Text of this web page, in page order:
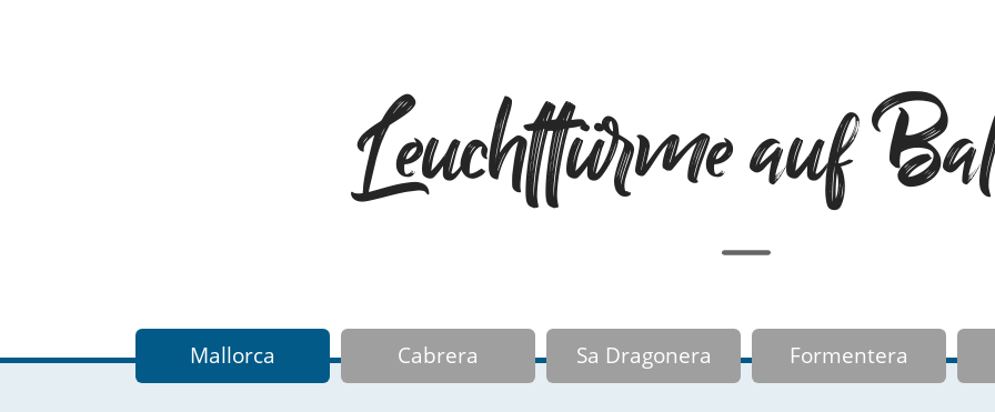
Leuchttürme auf
Mallorca Cabrera Sa Dragonera Formentera